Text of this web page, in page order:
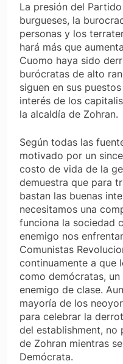
La presión del
burgueses, la
personas y los
hará más que
Cuomo haya sido
burócratas de alto
siguen en sus
interés de los
la alcaldía de Zohran.
Según todas las
motivado por un
costo de vida de la
demuestra que para
bastan las buenas
necesitamos una
funciona la sociedad
enemigo nos
Comunistas
continuamente a que
como demócratas,
enemigo de clase.
mayoría de los
para celebrar la
del establishment, no
de Zohran mientras
Demócrata.